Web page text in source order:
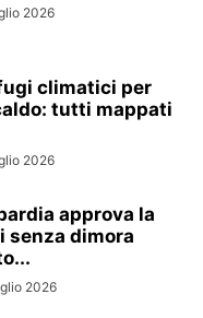
2026
climatici per
tutti mappati
2026
approva la
senza dimora
2026